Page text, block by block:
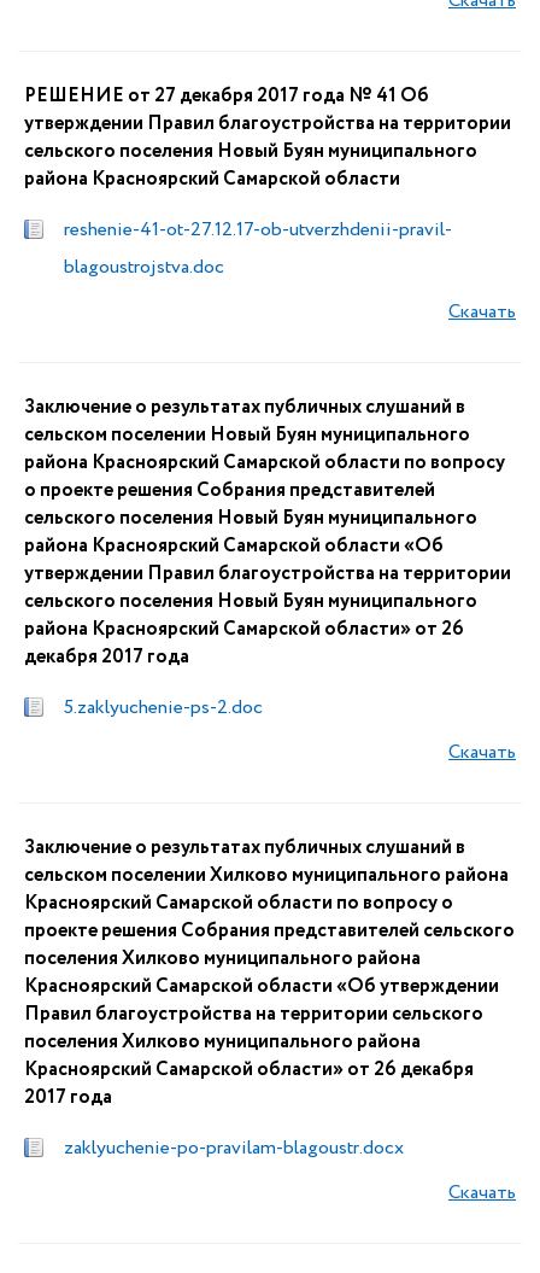
РЕШЕНИЕ от 27 декабря 2017 года № 41 Об
утверждении Правил благоустройства на территории
сельского поселения Новый Буян муниципального
района Красноярский Самарской области
reshenie-41-ot-27.12.17-ob-utverzhdenii-pravil-
blagoustrojstva.doc
Скачать
Заключение о результатах публичных слушаний в
сельском поселении Новый Буян муниципального
района Красноярский Самарской области по вопросу
о проекте решения Собрания представителей
сельского поселения Новый Буян муниципального
района Красноярский Самарской области «Об
утверждении Правил благоустройства на территории
сельского поселения Новый Буян муниципального
района Красноярский Самарской области» от 26
декабря 2017 года
5.zaklyuchenie-ps-2.doc
Скачать
Заключение о результатах публичных слушаний в
сельском поселении Хилково муниципального района
Красноярский Самарской области по вопросу о
проекте решения Собрания представителей сельского
поселения Хилково муниципального района
Красноярский Самарской области «Об утверждении
Правил благоустройства на территории сельского
поселения Хилково муниципального района
Красноярский Самарской области» от 26 декабря
2017 года
zaklyuchenie-po-pravilam-blagoustr.docx
Скачать